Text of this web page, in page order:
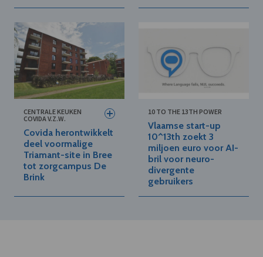
CENTRALE KEUKEN
COVIDA V.Z.W.
Covida herontwikkelt
deel voormalige
Triamant-site in Bree
tot zorgcampus De
Brink
10 TO THE 13TH POWER
Vlaamse start-up
10^13th zoekt 3
miljoen euro voor AI-
bril voor neuro-
divergente
gebruikers